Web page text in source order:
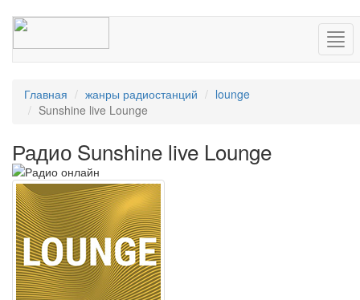
Главная жанры радиостанций
lounge
Sunshine live Lounge
Радио Sunshine live Lounge